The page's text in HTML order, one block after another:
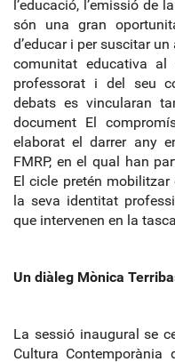
l’educació, l’emissió de
són una gran
d’educar i per suscitar
comunitat educativa
professorat i del seu
debats es vincularan
document El
elaborat el darrer any
FMRP, en el qual han
El cicle pretén
la seva identitat
que intervenen en la
Un diàleg Mònica
La sessió inaugural se
Cultura